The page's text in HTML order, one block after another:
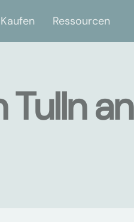
Kaufen Ressourcen
an